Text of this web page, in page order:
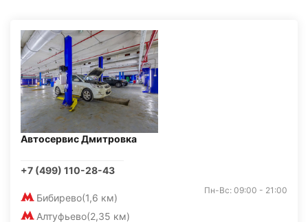
Автосервис Дмитровка
+7 (499) 110-28-43
Бибирево(1,6 км)
Алтуфьево(2,35 км)
Пн-Вс: 09:00 - 21:00